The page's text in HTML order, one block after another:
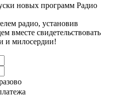
новых программ Радио
радио, установив
вместе свидетельствовать
и милосердии!